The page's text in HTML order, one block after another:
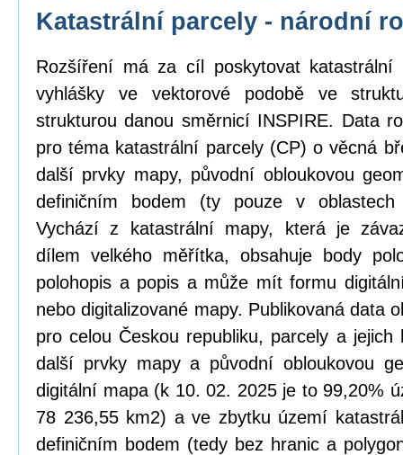
Katastrální parcely - národní
Rozšíření má za cíl poskytovat katastrální
vyhlášky ve vektorové podobě ve
strukturou danou směrnicí INSPIRE. Data
pro téma katastrální parcely (CP) o věcná
další prvky mapy, původní obloukovou
definičním bodem (ty pouze v
Vychází z katastrální mapy, která je
dílem velkého měřítka, obsahuje body
polohopis a popis a může mít formu
nebo digitalizované mapy. Publikovaná data
pro celou Českou republiku, parcely a jejich
další prvky mapy a původní obloukovou
digitální mapa (k 10. 02. 2025 je to 99,20%
78 236,55 km2) a ve zbytku území
definičním bodem (tedy bez hranic a